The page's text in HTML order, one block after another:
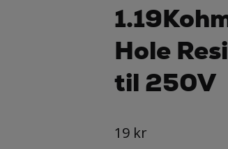
Hole
til 250V
19 kr